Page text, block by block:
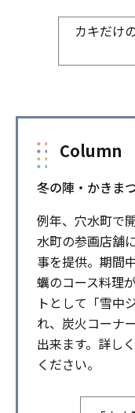
カキだけ
Column
冬の陣・かきま
例年、穴水町で
水町の参画店舗
事を提供。期間
蠣のコース料理
トとして「雪中
れ、炭火コーナ
出来ます。詳し
ください。